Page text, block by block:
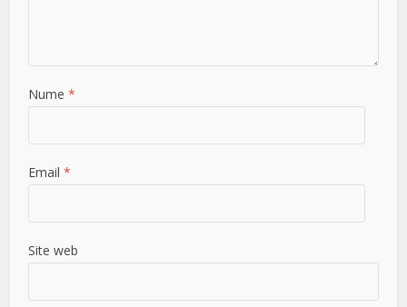
Nume*
Email*
Site web